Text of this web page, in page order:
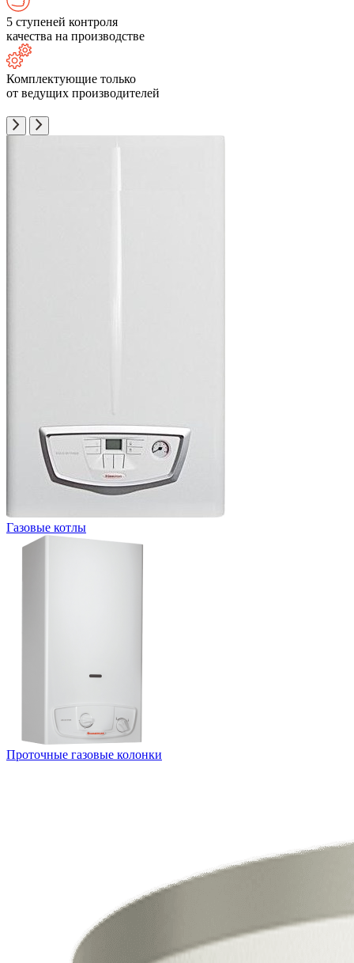
5 ступеней контроля
качества на производстве
Комплектующие только
от ведущих производителей
Газовые котлы
Проточные газовые колонки